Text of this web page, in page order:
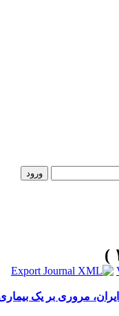
مروری بر یک بیماری